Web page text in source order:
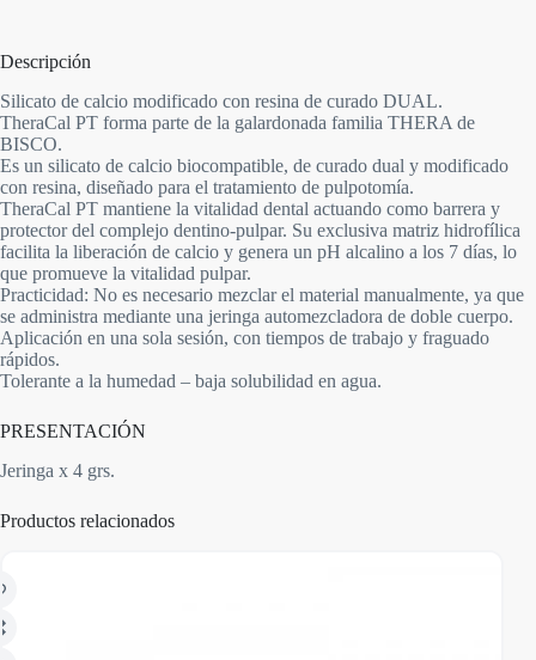
Descripción
Silicato de calcio modificado con resina de curado DUAL.
TheraCal PT forma parte de la galardonada familia THERA de
BISCO.
Es un silicato de calcio biocompatible, de curado dual y modificado
con resina, diseñado para el tratamiento de pulpotomía.
TheraCal PT mantiene la vitalidad dental actuando como barrera y
protector del complejo dentino-pulpar. Su exclusiva matriz hidrofílica
facilita la liberación de calcio y genera un pH alcalino a los 7 días, lo
que promueve la vitalidad pulpar.
Practicidad: No es necesario mezclar el material manualmente, ya que
se administra mediante una jeringa automezcladora de doble cuerpo.
Aplicación en una sola sesión, con tiempos de trabajo y fraguado
rápidos.
Tolerante a la humedad – baja solubilidad en agua.
PRESENTACIÓN
Jeringa x 4 grs.
Productos relacionados